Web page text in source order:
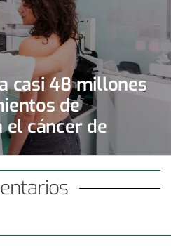
casi 48 millones
de
cáncer de